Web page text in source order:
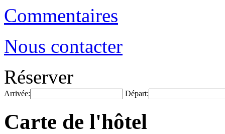
Commentaires
Nous contacter
Réserver
Arrivée: Départ:
Carte de l'hôtel